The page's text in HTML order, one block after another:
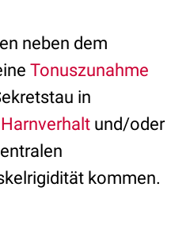
neben dem
Tonuszunahme
in
Harnverhalt und/oder
kommen.